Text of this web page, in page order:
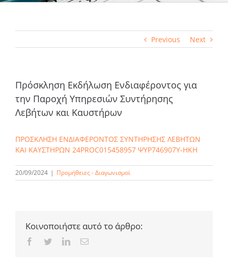
Previous Next
Πρόσκληση Εκδήλωση Ενδιαφέροντος για
την Παροχή Υπηρεσιών Συντήρησης
Λεβήτων και Καυστήρων
ΠΡΟΣΚΛΗΣΗ ΕΝΔΙΑΦΕΡΟΝΤΟΣ ΣΥΝΤΗΡΗΣΗΣ ΛΕΒΗΤΩΝ
ΚΑΙ ΚΑΥΣΤΗΡΩΝ 24PROC015458957 ΨΥΡ746907Υ-ΗΚΗ
20/09/2024 | Προμήθειες - Διαγωνισμοί
Κοινοποιήστε αυτό το άρθρο:
Facebook
TwitterLinkedInEmail